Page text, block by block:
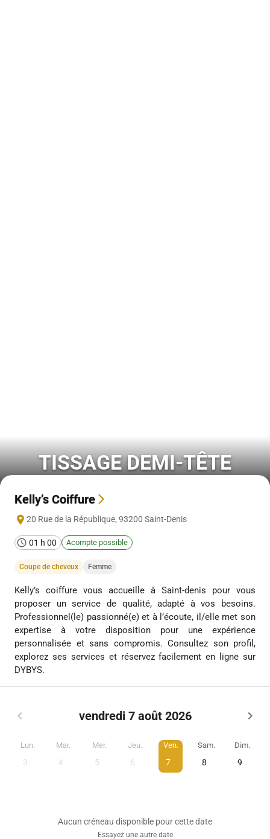
TISSAGE DEMI-TÊTE
Kelly’s Coiffure
20 Rue de la République, 93200 Saint-Denis
01 h 00 Acompte possible
Coupe de cheveux Femme
Kelly’s coiffure vous accueille à Saint-denis pour vous
proposer un service de qualité, adapté à vos besoins.
Professionnel(le) passionné(e) et à l’écoute, il/elle met son
expertise à votre disposition pour une expérience
personnalisée et sans compromis. Consultez son profil,
explorez ses services et réservez facilement en ligne sur
DYBYS.
vendredi 7 août 2026
Lun.
3
Mar.
4
Mer.
5
Jeu.
6
Ven.
7
Sam.
8
Dim.
9
Aucun créneau disponible pour cette date
Essayez une autre date